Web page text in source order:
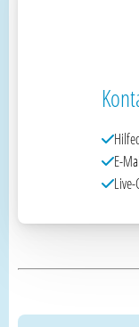
E-